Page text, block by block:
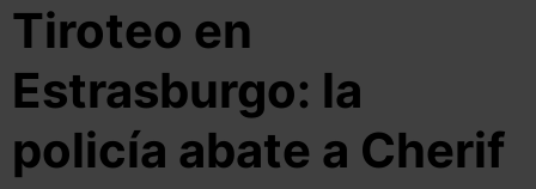
Tiroteo en
Estrasburgo: la
policía abate a Cherif